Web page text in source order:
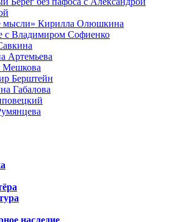
мысли» Кирилла Олюшкина
с Владимиром Софиенко
Артемьева
Мешкова
Берштейн
Габалова